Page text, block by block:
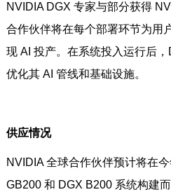
NVIDIA DGX 专家与部分获得
合作伙伴将在每个部署环节为用
现 AI 投产。在系统投入运行后
优化其 AI 管线和基础设施。
供应情况
NVIDIA 全球合作伙伴预计将在
GB200 和 DGX B200 系统构建